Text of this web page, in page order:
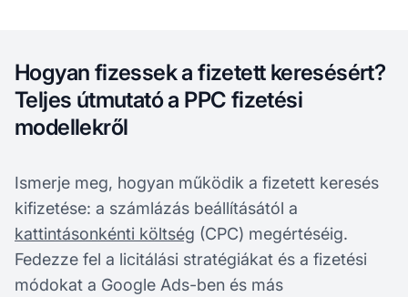
Hogyan fizessek a fizetett keresésért?
Teljes útmutató a PPC fizetési
modellekről
Ismerje meg, hogyan működik a fizetett keresés
kifizetése: a számlázás beállításától a
kattintásonkénti költség (CPC) megértéséig.
Fedezze fel a licitálási stratégiákat és a fizetési
módokat a Google Ads-ben és más